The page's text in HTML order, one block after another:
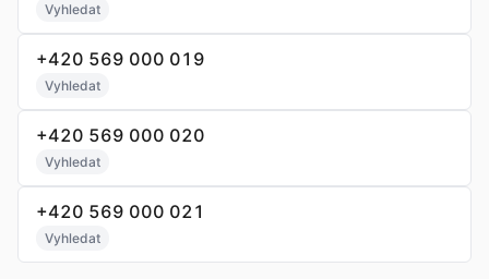
Vyhledat
+420 569 000 019
Vyhledat
+420 569 000 020
Vyhledat
+420 569 000 021
Vyhledat